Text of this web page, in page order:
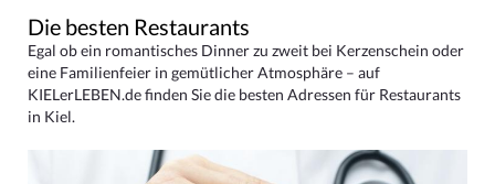
Die besten Restaurants
Egal ob ein romantisches Dinner zu zweit bei Kerzenschein oder
eine Familienfeier in gemütlicher Atmosphäre – auf
KIELerLEBEN.de finden Sie die besten Adressen für Restaurants
in Kiel.